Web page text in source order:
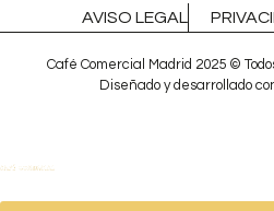
AVISO LEGAL
Café Comercial Madrid 2025 ©
Diseñado y desarrollado